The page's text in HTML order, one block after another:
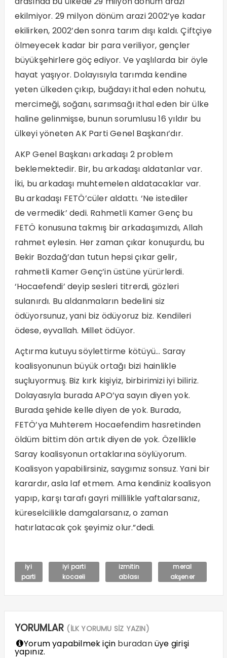
ekilmiyor. 29 milyon dönüm arazi 2002’ye kadar
ekilirken, 2002’den sonra tarım dışı kaldı. Çiftçiye
ölmeyecek kadar bir para veriliyor, gençler
büyükşehirlere göç ediyor. Ve yaşlılarda bir öyle
hayat yaşıyor. Dolayısıyla tarımda kendine
yeten ülkeden çıkıp, buğdayı ithal eden nohutu,
mercimeği, soğanı, sarımsağı ithal eden bir ülke
haline gelinmişse, bunun sorumlusu 16 yıldır bu
ülkeyi yöneten AK Parti Genel Başkanı’dır.
AKP Genel Başkanı arkadaşı 2 problem
beklemektedir. Bir, bu arkadaşı aldatanlar var.
İki, bu arkadaşı muhtemelen aldatacaklar var.
Bu arkadaşı FETÖ’cüler aldattı. ‘Ne istediler
de vermedik’ dedi. Rahmetli Kamer Genç bu
FETÖ konusuna takmış bir arkadaşımızdı, Allah
rahmet eylesin. Her zaman çıkar konuşurdu, bu
Bekir Bozdağ’dan tutun hepsi çıkar gelir,
rahmetli Kamer Genç’in üstüne yürürlerdi.
‘Hocaefendi’ deyip sesleri titrerdi, gözleri
sulanırdı. Bu aldanmaların bedelini siz
ödüyorsunuz, yani biz ödüyoruz biz. Kendileri
ödese, eyvallah. Millet ödüyor.
Açtırma kutuyu söylettirme kötüyü… Saray
koalisyonunun büyük ortağı bizi hainlikle
suçluyormuş. Biz kırk kişiyiz, birbirimizi iyi biliriz.
Dolayasıyla burada APO’ya sayın diyen yok.
Burada şehide kelle diyen de yok. Burada,
FETÖ’ya Muhterem Hocaefendim hasretinden
öldüm bittim dön artık diyen de yok. Özellikle
Saray koalisyonun ortaklarına söylüyorum.
Koalisyon yapabilirsiniz, saygımız sonsuz. Yani bir
karardır, asla laf etmem. Ama kendiniz koalisyon
yapıp, karşı tarafı gayri millilikle yaftalarsanız,
küreselcilikle damgalarsanız, o zaman
hatırlatacak çok şeyimiz olur.”dedi.
iyi
parti
iyi parti
kocaeli
izmitin
ablası
meral
akşener
YORUMLAR (İLK YORUMU SİZ YAZIN)
Yorum yapabilmek için buradanüye girişi
yapınız.